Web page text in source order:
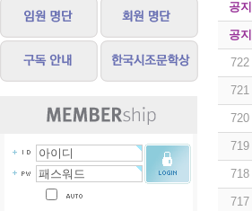
공지
공지
722
721
720
719
718
717